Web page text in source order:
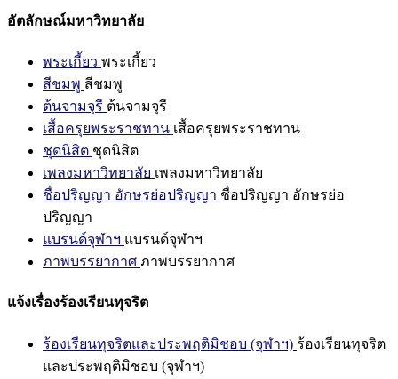
อัตลักษณ์มหาวิทยาลัย
พระเกี้ยว พระเกี้ยว
สีชมพู สีชมพู
ต้นจามจุรี ต้นจามจุรี
เสื้อครุยพระราชทาน เสื้อครุยพระราชทาน
ชุดนิสิต ชุดนิสิต
เพลงมหาวิทยาลัย เพลงมหาวิทยาลัย
ชื่อปริญญา อักษรย่อปริญญา ชื่อปริญญา อักษรย่อ
ปริญญา
แบรนด์จุฬาฯ แบรนด์จุฬาฯ
ภาพบรรยากาศ ภาพบรรยากาศ
แจ้งเรื่องร้องเรียนทุจริต
ร้องเรียนทุจริตและประพฤติมิชอบ (จุฬาฯ) ร้องเรียนทุจริต
และประพฤติมิชอบ (จุฬาฯ)